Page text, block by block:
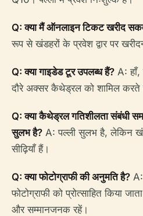
Q: क्या मैं ऑनलाइन टिकट खरीद
रूप से खंडहरों के प्रवेश द्वार पर
Q: क्या गाइडेड टूर उपलब्ध हैं? A:
दौरे अक्सर कैथेड्रल को शामिल करते
Q: क्या कैथेड्रल गतिशीलता संबंधी
सुलभ है? A: पल्ली सुलभ है, लेकिन
सीढ़ियाँ हैं।
Q: क्या फोटोग्राफी की अनुमति है?
फोटोग्राफी को प्रोत्साहित किया
और सम्मानजनक रहें।